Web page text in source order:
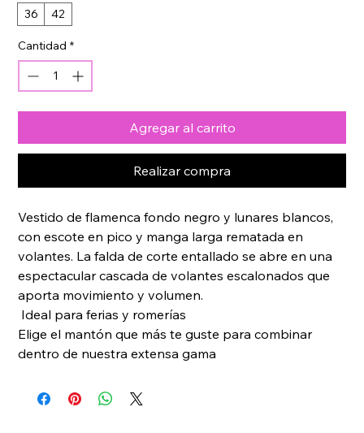
36
42
Cantidad *
Agregar al carrito
Realizar compra
Vestido de flamenca fondo negro y lunares blancos,
con escote en pico y manga larga rematada en
volantes. La falda de corte entallado se abre en una
espectacular cascada de volantes escalonados que
aporta movimiento y volumen.
Ideal para ferias y romerías
Elige el mantón que más te guste para combinar
dentro de nuestra extensa gama